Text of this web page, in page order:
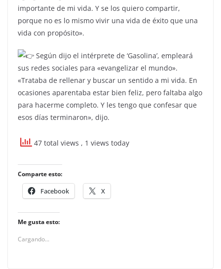
importante de mi vida. Y se los quiero compartir,
porque no es lo mismo vivir una vida de éxito que una
vida con propósito».
Según dijo el intérprete de ‘Gasolina’, empleará
sus redes sociales para «evangelizar el mundo».
«Trataba de rellenar y buscar un sentido a mi vida. En
ocasiones aparentaba estar bien feliz, pero faltaba algo
para hacerme completo. Y les tengo que confesar que
esos días terminaron», dijo.
47 total views , 1 views today
Comparte esto:
Facebook X
Me gusta esto:
Cargando...